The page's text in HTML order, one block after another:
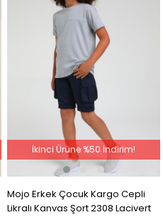
Mojo Erkek Çocuk Kargo Cepli
Likralı Kanvas Şort 2308 Lacivert
İkinci Ürüne %50 İndirim!